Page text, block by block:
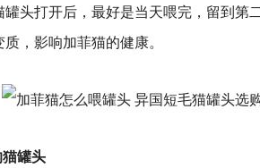
头打开后，最好是当天喂完，留到第
，影响加菲猫的健康。
罐头